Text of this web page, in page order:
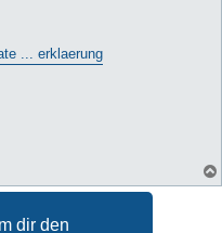
dir den
... erklaerung
1von 1